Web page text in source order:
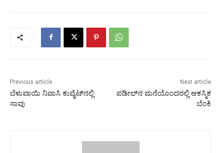
Previous article
ಬೆಳುವಾಯಿ ನಿವಾಸಿ ಕುವೈಟ್‌ನಲ್ಲಿ
ಸಾವು
Next article
ಪಡೀಲ್‍ನ ಮನೆಯೊಂದರಲ್ಲಿ ಆಕಸ್ಮಿಕ
ಬೆಂಕಿ